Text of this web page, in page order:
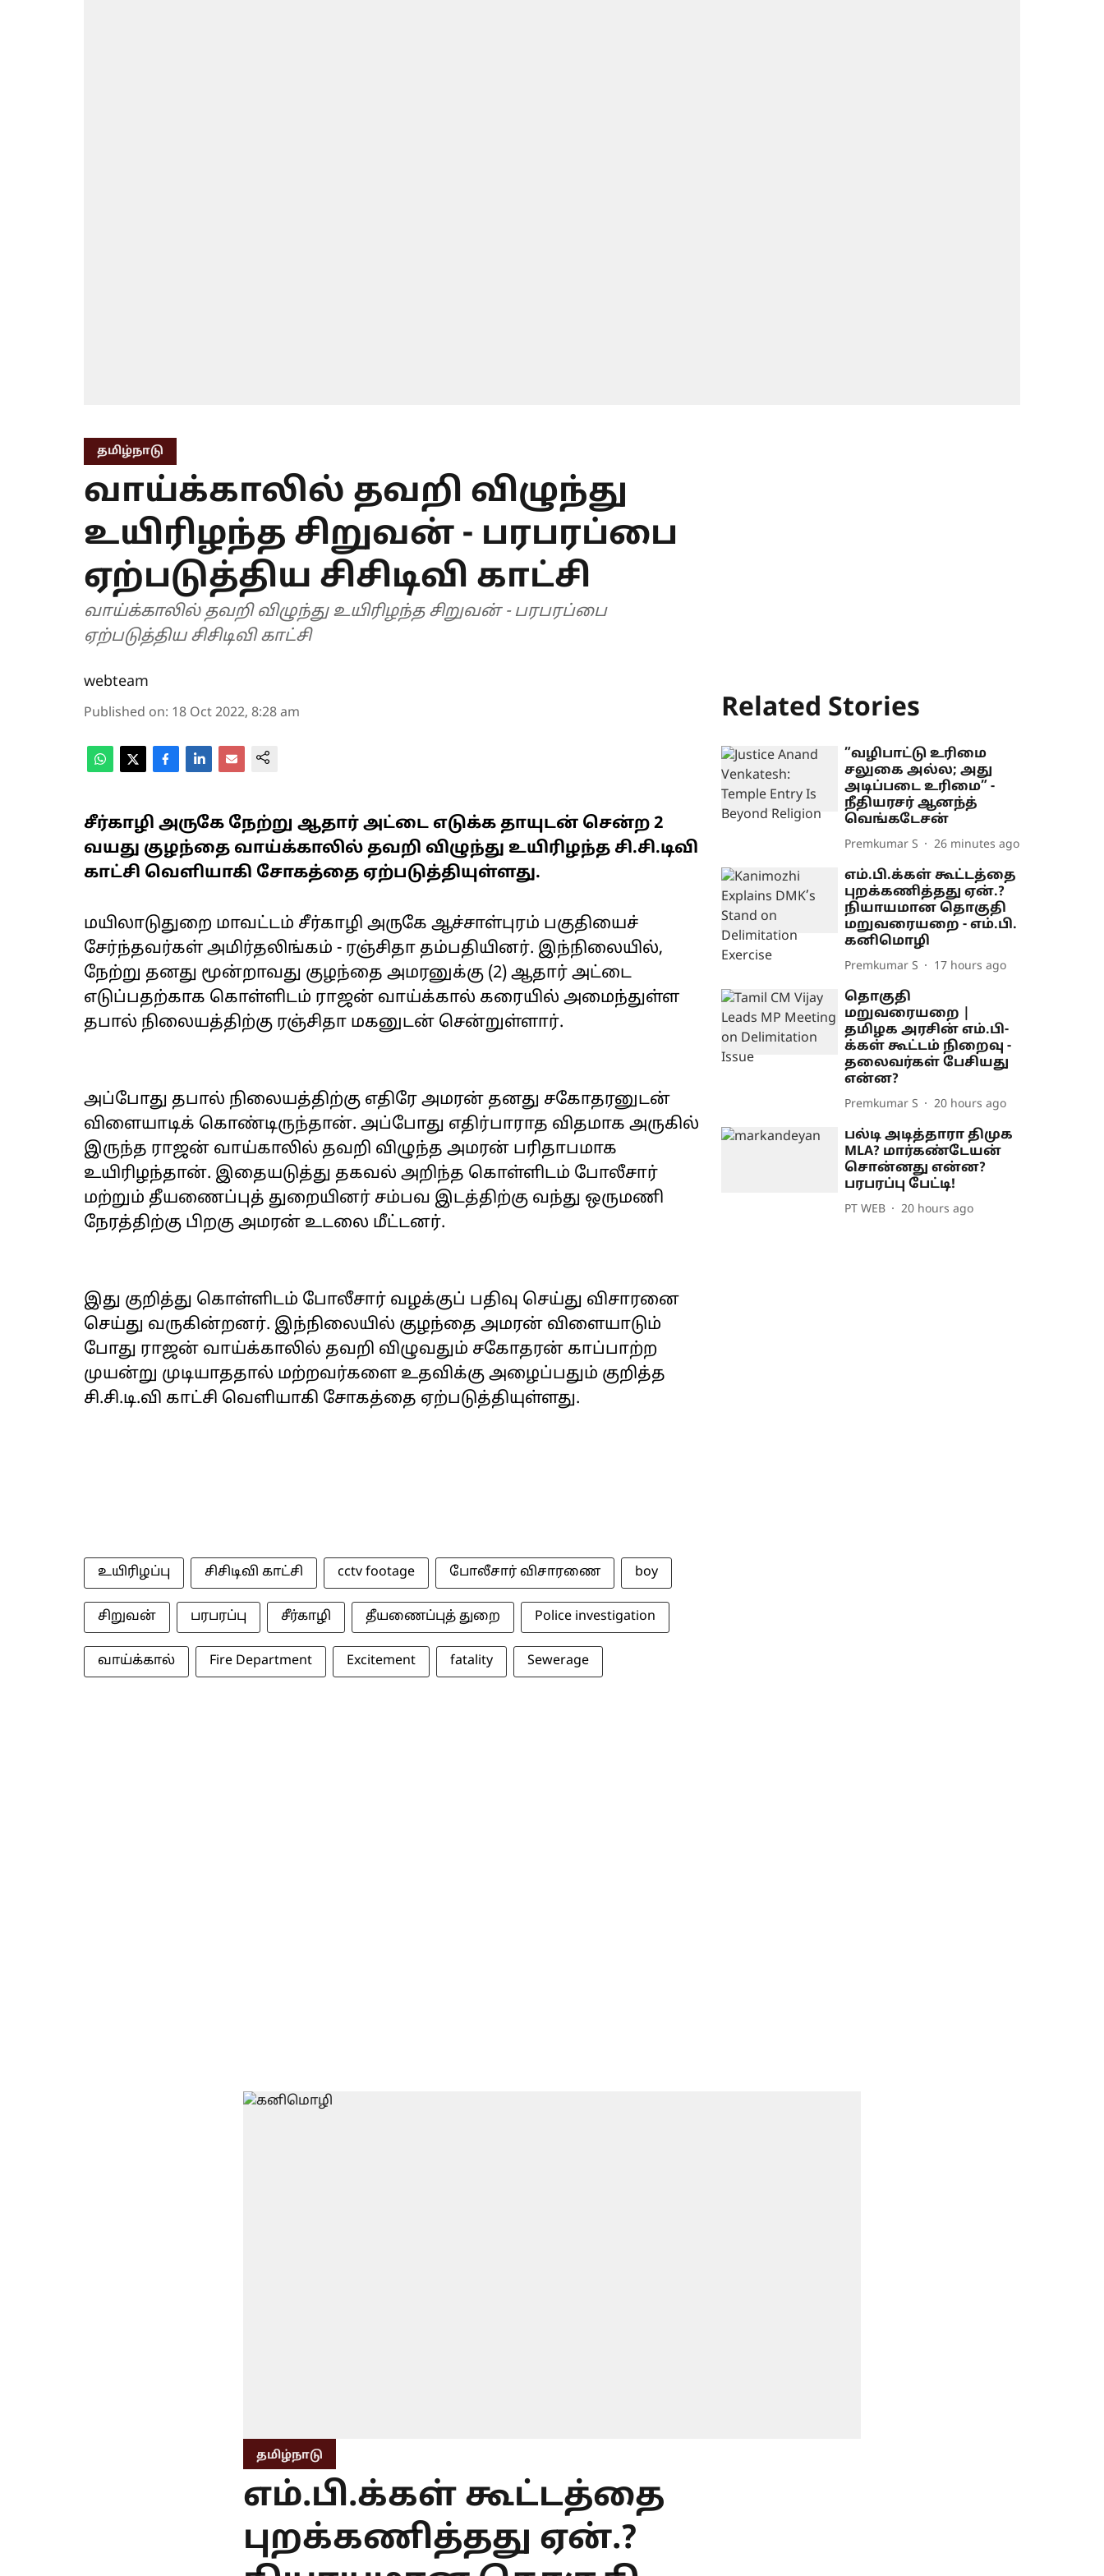
தமிழ்நாடு
வாய்க்காலில் தவறி விழுந்து
உயிரிழந்த சிறுவன் - பரபரப்பை
ஏற்படுத்திய சிசிடிவி காட்சி
வாய்க்காலில் தவறி விழுந்து உயிரிழந்த சிறுவன் - பரபரப்பை
ஏற்படுத்திய சிசிடிவி காட்சி
webteam
Published on: 18 Oct 2022, 8:28 am
சீர்காழி அருகே நேற்று ஆதார் அட்டை எடுக்க தாயுடன் சென்ற 2
வயது குழந்தை வாய்க்காலில் தவறி விழுந்து உயிரிழந்த சி.சி.டிவி
காட்சி வெளியாகி சோகத்தை ஏற்படுத்தியுள்ளது.
மயிலாடுதுறை மாவட்டம் சீர்காழி அருகே ஆச்சாள்புரம் பகுதியைச்
சேர்ந்தவர்கள் அமிர்தலிங்கம் - ரஞ்சிதா தம்பதியினர். இந்நிலையில்,
நேற்று தனது மூன்றாவது குழந்தை அமரனுக்கு (2) ஆதார் அட்டை
எடுப்பதற்காக கொள்ளிடம் ராஜன் வாய்க்கால் கரையில் அமைந்துள்ள
தபால் நிலையத்திற்கு ரஞ்சிதா மகனுடன் சென்றுள்ளார்.
அப்போது தபால் நிலையத்திற்கு எதிரே அமரன் தனது சகோதரனுடன்
விளையாடிக் கொண்டிருந்தான். அப்போது எதிர்பாராத விதமாக அருகில்
இருந்த ராஜன் வாய்காலில் தவறி விழுந்த அமரன் பரிதாபமாக
உயிரிழந்தான். இதையடுத்து தகவல் அறிந்த கொள்ளிடம் போலீசார்
மற்றும் தீயணைப்புத் துறையினர் சம்பவ இடத்திற்கு வந்து ஒருமணி
நேரத்திற்கு பிறகு அமரன் உடலை மீட்டனர்.
இது குறித்து கொள்ளிடம் போலீசார் வழக்குப் பதிவு செய்து விசாரனை
செய்து வருகின்றனர். இந்நிலையில் குழந்தை அமரன் விளையாடும்
போது ராஜன் வாய்க்காலில் தவறி விழுவதும் சகோதரன் காப்பாற்ற
முயன்று முடியாததால் மற்றவர்களை உதவிக்கு அழைப்பதும் குறித்த
சி.சி.டி.வி காட்சி வெளியாகி சோகத்தை ஏற்படுத்தியுள்ளது.
உயிரிழப்பு சிசிடிவி காட்சி cctv footage போலீசார் விசாரணை boy
சிறுவன் பரபரப்பு சீர்காழி தீயணைப்புத் துறை Police investigation
வாய்க்கால் Fire Department Excitement fatality Sewerage
Related Stories
”வழிபாட்டு உரிமை
சலுகை அல்ல; அது
அடிப்படை உரிமை” -
நீதியரசர் ஆனந்த்
வெங்கடேசன்
Premkumar S 26 minutes ago
எம்.பி.க்கள் கூட்டத்தை
புறக்கணித்தது ஏன்.?
நியாயமான தொகுதி
மறுவரையறை - எம்.பி.
கனிமொழி
Premkumar S 17 hours ago
தொகுதி
மறுவரையறை |
தமிழக அரசின் எம்.பி-
க்கள் கூட்டம் நிறைவு -
தலைவர்கள் பேசியது
என்ன?
Premkumar S 20 hours ago
பல்டி அடித்தாரா திமுக
MLA? மார்கண்டேயன்
சொன்னது என்ன?
பரபரப்பு பேட்டி!
PT WEB 20 hours ago
தமிழ்நாடு
எம்.பி.க்கள் கூட்டத்தை
புறக்கணித்தது ஏன்.?